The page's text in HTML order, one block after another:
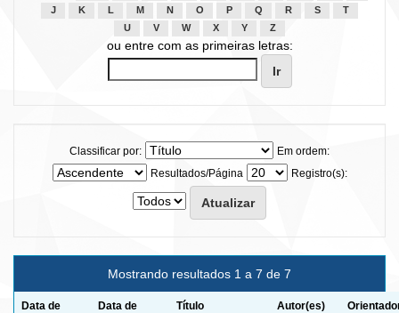
J
K L M N O P Q R S
T
U
V W X Y Z
ou entre com as primeiras letras:
Classificar por:
Em ordem:
Resultados/Página
Registro(s):
Mostrando resultados 1 a 7 de 7
Data de
Data de
Título Autor(es)